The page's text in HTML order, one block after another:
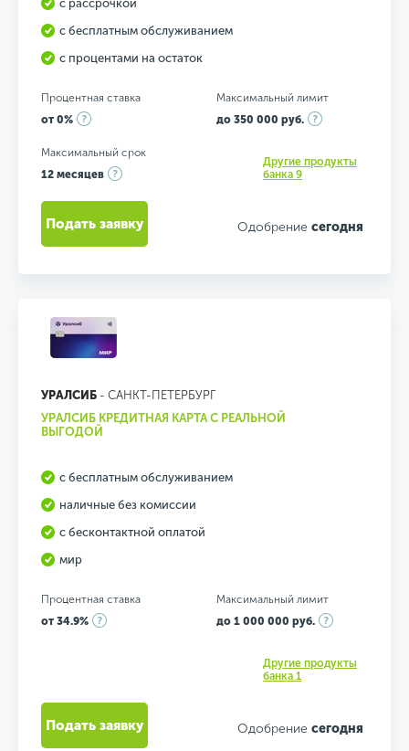
с рассрочкой
с бесплатным обслуживанием
с процентами на остаток
Процентная ставка
от 0%
Максимальный лимит
до 350 000 руб.
Максимальный срок
12 месяцев
Другие продукты
банка 9
Одобрение сегодня
Подать заявку
УРАЛСИБ - САНКТ-ПЕТЕРБУРГ
УРАЛСИБ КРЕДИТНАЯ КАРТА С РЕАЛЬНОЙ
ВЫГОДОЙ
с бесплатным обслуживанием
наличные без комиссии
с бесконтактной оплатой
мир
Процентная ставка
от 34.9%
Максимальный лимит
до 1 000 000 руб.
Другие продукты
банка 1
Одобрение сегодня
Подать заявку